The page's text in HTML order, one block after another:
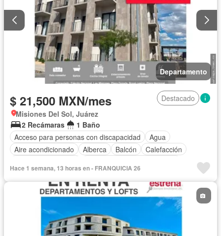
Departamento
$ 21,500 MXN/mes
Destacado
Misiones Del Sol, Juárez
2 Recámaras
1 Baño
Acceso para personas con discapacidad
Agua
Aire acondicionado
Alberca Balcón
Calefacción
Cocina equipada
Cocina integral Electricidad
Elevador
Estacionamiento
Gas natural
Recámara con closet
Seguridad
Terraza Vista panorámica
Wifi
Zonas verdes
Hace 1 semana, 13 horas en - FRANQUICIA 26